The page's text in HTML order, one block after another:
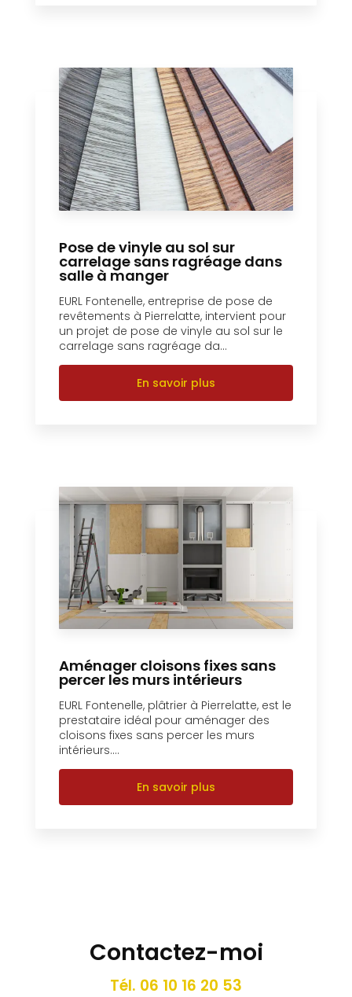
Pose de vinyle au sol sur
carrelage sans ragréage dans
salle à manger
EURL Fontenelle, entreprise de pose de
revêtements à Pierrelatte, intervient pour
un projet de pose de vinyle au sol sur le
carrelage sans ragréage da...
En savoir plus
Aménager cloisons fixes sans
percer les murs intérieurs
EURL Fontenelle, plâtrier à Pierrelatte, est le
prestataire idéal pour aménager des
cloisons fixes sans percer les murs
intérieurs....
En savoir plus
Contactez-moi
Tél. 06 10 16 20 53